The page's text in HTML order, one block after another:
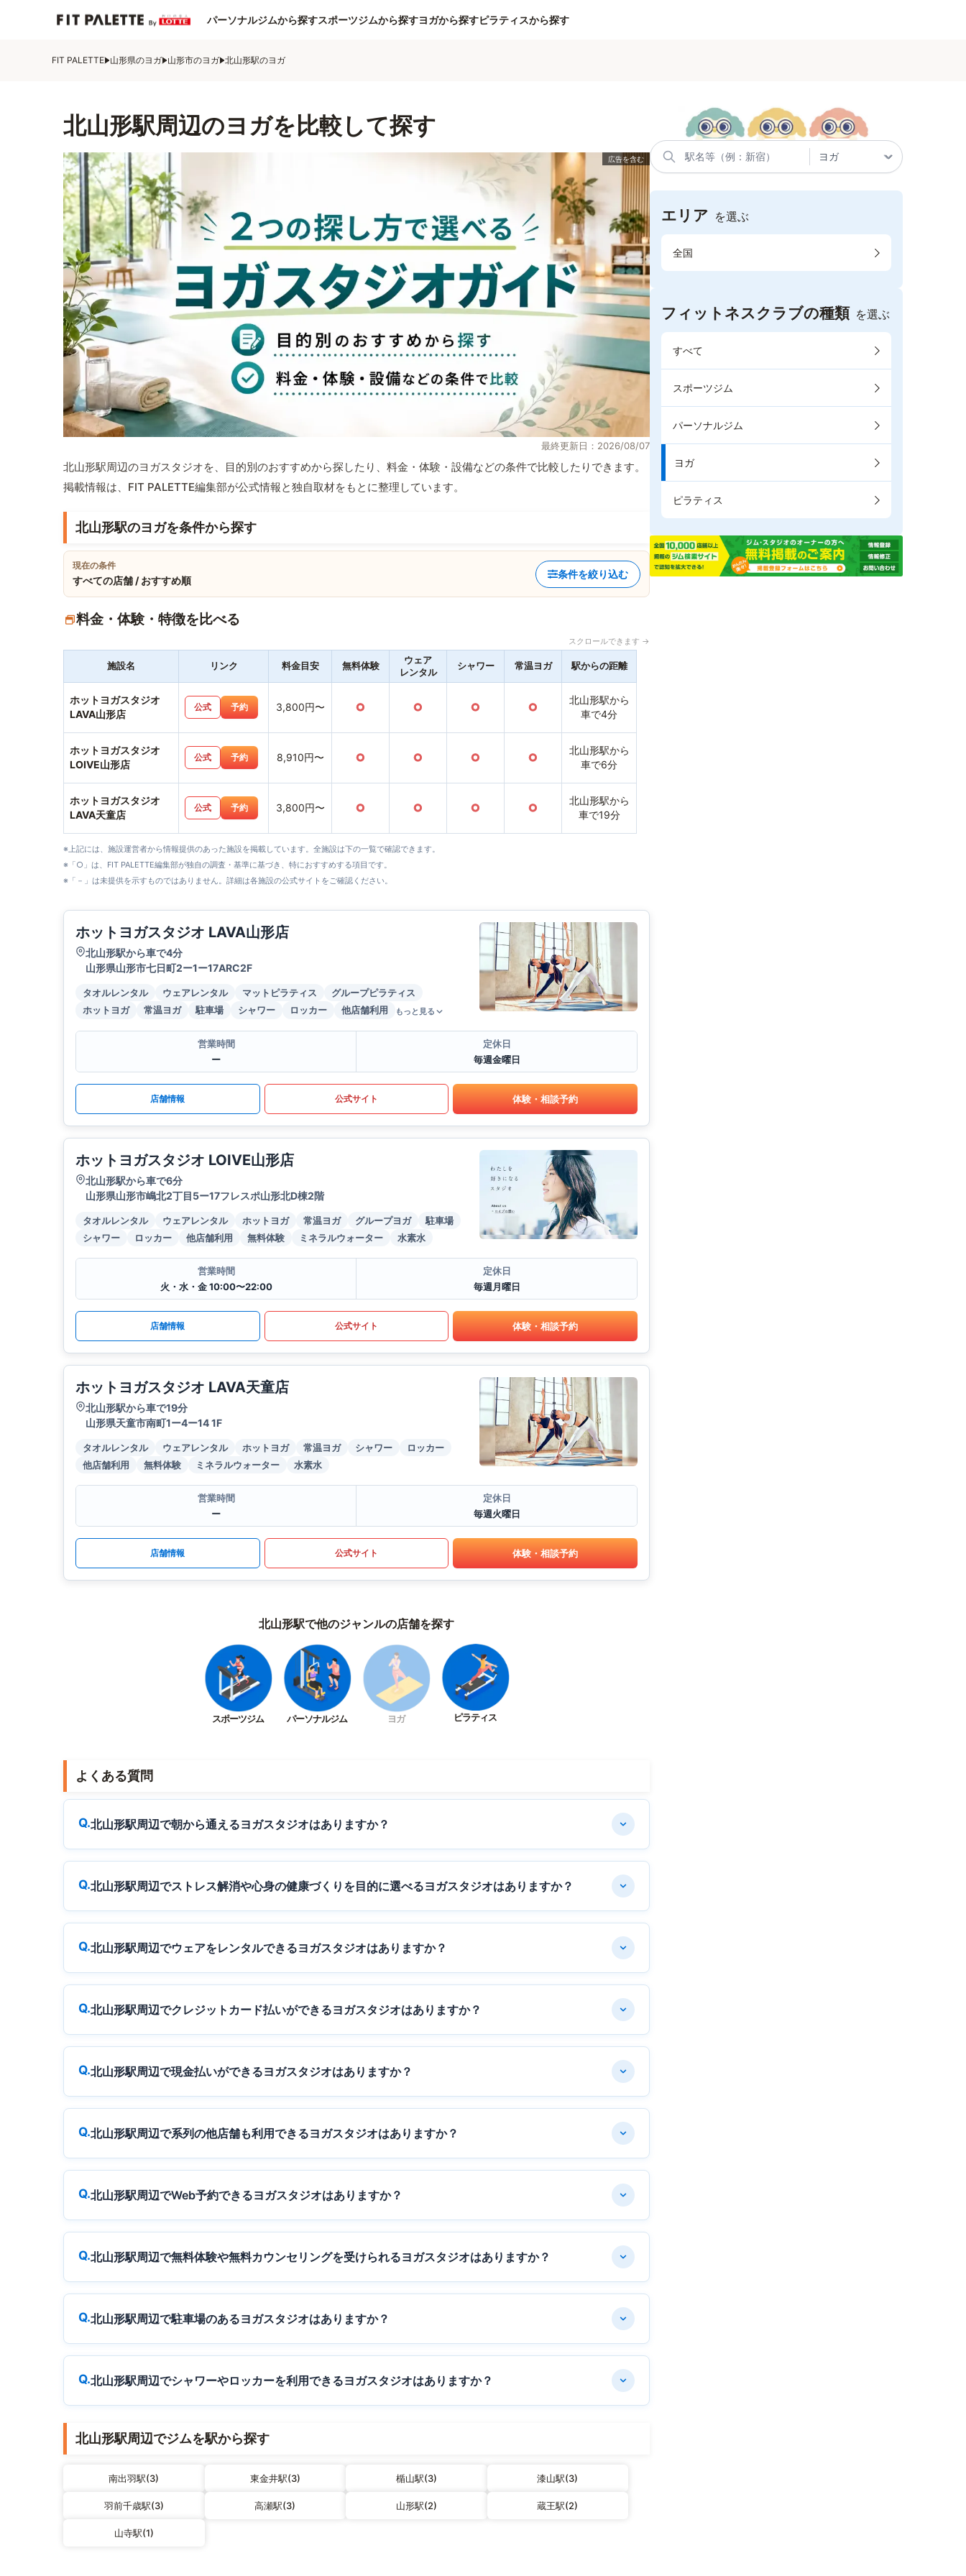
パーソナルジムから探すスポーツジムから探すヨガから探すピラティスから探す
FIT PALETTE 山形県のヨガ 山形市のヨガ 北山形駅のヨガ
北山形駅周辺のヨガを比較して探す
最終更新日：2026/08/07
北山形駅周辺のヨガスタジオを、目的別のおすすめから探したり、料金・体験・設備などの条件で比較したりできます。
掲載情報は、FIT PALETTE編集部が公式情報と独自取材をもとに整理しています。
北山形駅のヨガを条件から探す
現在の条件
すべての店舗 / おすすめ順
条件を絞り込む
料金・体験・特徴を比べる
スクロールできます →
施設名 リンク 料金目安 無料体験
ウェア
レンタル
シャワー 常温ヨガ 駅からの距離
ホットヨガスタジオ
LAVA山形店
公式 予約 3,800円〜 ○ ○ ○ ○
北山形駅から
車で4分
ホットヨガスタジオ
LOIVE山形店
公式 予約 8,910円〜 ○ ○ ○ ○
北山形駅から
車で6分
ホットヨガスタジオ
LAVA天童店
公式 予約 3,800円〜 ○ ○ ○ ○
北山形駅から
車で19分
※上記には、施設運営者から情報提供のあった施設を掲載しています。全施設は下の一覧で確認できます。
※「○」は、FIT PALETTE編集部が独自の調査・基準に基づき、特におすすめする項目です。
※「－」は未提供を示すものではありません。詳細は各施設の公式サイトをご確認ください。
ホットヨガスタジオ LAVA山形店
北山形駅から車で4分
山形県山形市七日町2ー1ー17ARC2F
タオルレンタル ウェアレンタル マットピラティス
グループピラティス
ホットヨガ
常温ヨガ 駐車場 シャワー ロッカー 他店舗利用 もっと見る
営業時間
ー
定休日
毎週金曜日
店舗情報 公式サイト 体験・相談予約
ホットヨガスタジオ LOIVE山形店
北山形駅から車で6分
山形県山形市嶋北2丁目5ー17フレスポ山形北D棟2階
タオルレンタル ウェアレンタル ホットヨガ 常温ヨガ グループヨガ
駐車場
シャワー
ロッカー 他店舗利用 無料体験 ミネラルウォーター 水素水
営業時間
火・水・金 10:00〜22:00
定休日
毎週月曜日
店舗情報 公式サイト 体験・相談予約
ホットヨガスタジオ LAVA天童店
北山形駅から車で19分
山形県天童市南町1ー4ー14 1F
タオルレンタル ウェアレンタル ホットヨガ 常温ヨガ シャワー
ロッカー
他店舗利用
無料体験 ミネラルウォーター 水素水
営業時間
ー
定休日
毎週火曜日
店舗情報 公式サイト 体験・相談予約
北山形駅で他のジャンルの店舗を探す
スポーツジム パーソナルジム ヨガ ピラティス
よくある質問
北山形駅周辺で朝から通えるヨガスタジオはありますか？
北山形駅周辺でストレス解消や心身の健康づくりを目的に選べるヨガスタジオはありますか？
北山形駅周辺でウェアをレンタルできるヨガスタジオはありますか？
北山形駅周辺でクレジットカード払いができるヨガスタジオはありますか？
北山形駅周辺で現金払いができるヨガスタジオはありますか？
北山形駅周辺で系列の他店舗も利用できるヨガスタジオはありますか？
北山形駅周辺でWeb予約できるヨガスタジオはありますか？
北山形駅周辺で無料体験や無料カウンセリングを受けられるヨガスタジオはありますか？
北山形駅周辺で駐車場のあるヨガスタジオはありますか？
北山形駅周辺でシャワーやロッカーを利用できるヨガスタジオはありますか？
北山形駅周辺でジムを駅から探す
南出羽駅(3) 東金井駅(3) 楯山駅(3) 漆山駅(3)
羽前千歳駅(3) 高瀬駅(3) 山形駅(2) 蔵王駅(2)
山寺駅(1)
エリア を選ぶ
全国
フィットネスクラブの種類 を選ぶ
すべて
スポーツジム
パーソナルジム
ヨガ
ピラティス